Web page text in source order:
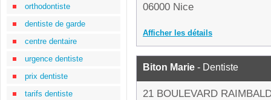
orthodontiste
dentiste de garde
centre dentaire
urgence dentiste
prix dentiste
tarifs dentiste
06000 Nice
Afficher les détails
Biton Marie - Dentiste
21 BOULEVARD